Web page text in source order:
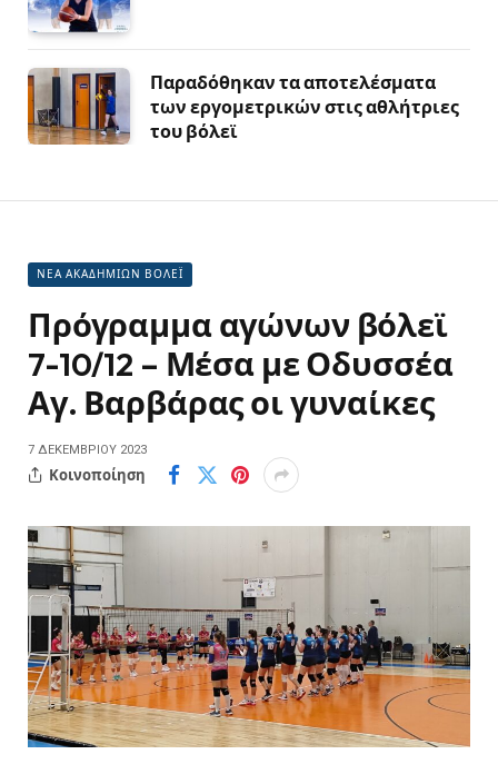
Παραδόθηκαν τα αποτελέσματα
των εργομετρικών στις αθλήτριες
του βόλεϊ
ΝΕΑ ΑΚΑΔΗΜΙΩΝ ΒΟΛΕΪ
Πρόγραμμα αγώνων βόλεϊ
7-10/12 – Μέσα με Οδυσσέα
Αγ. Βαρβάρας οι γυναίκες
7 ΔΕΚΕΜΒΡΊΟΥ 2023
Κοινοποίηση